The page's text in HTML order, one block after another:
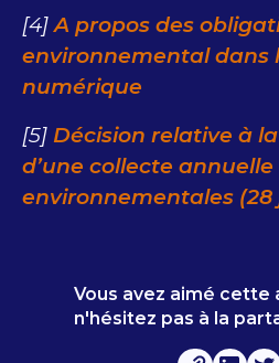
[4]A propos des
environnemental dans
numérique
[5] Décision relative à
d’une collecte
environnementales (28
Vous avez aimé cette
n'hésitez pas à la